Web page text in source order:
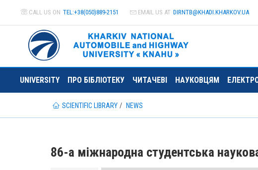
CALL US ON TEL:+38(050)889-2151 EMAIL US AT DIRNTB@KHADI.KHARKOV.UA
UNIVERSITY ПРО БІБЛІОТЕКУ ЧИТАЧЕВІ НАУКОВЦЯМ
SCIENTIFIC LIBRARY NEWS
86-а міжнародна студентська